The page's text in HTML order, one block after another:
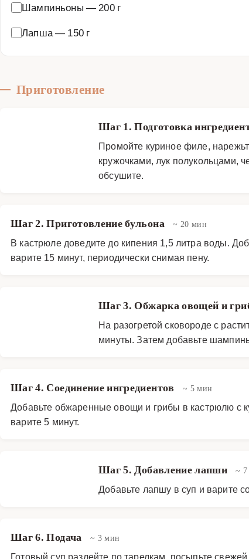
Шампиньоны — 200 г
Лапша— 150 г
Приготовление
Шаг 1. Подготовка
Промойте куриное филе,
кружочками, лук полукольцами,
обсушите.
Шаг 2. Приготовление бульона ~ 20 мин
В кастрюле доведите до кипения 1,5 литра воды.
варите 15 минут, периодически снимая пену.
Шаг 3. Обжарка овощей и
На разогретой сковороде с
минуты. Затем добавьте
Шаг 4. Соединение ингредиентов ~ 5 мин
Добавьте обжаренные овощи и грибы в кастрюлю с
варите 5 минут.
Шаг 5. Добавление лапши ~
Добавьте лапшу в суп и варите
Шаг 6. Подача ~ 3 мин
Готовый суп разлейте по тарелкам, посыпьте